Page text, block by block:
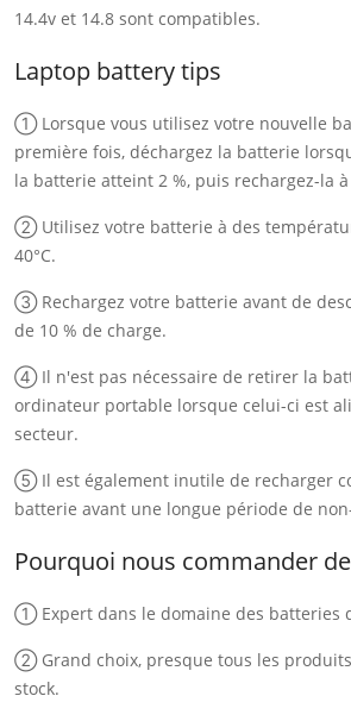
14.4v et 14.8 sont compatibles.
Laptop battery tips
① Lorsque vous utilisez votre nouvelle
première fois, déchargez la batterie
la batterie atteint 2 %, puis rechargez-la à
② Utilisez votre batterie à des
40°C.
③ Rechargez votre batterie avant de
de 10 % de charge.
④ Il n'est pas nécessaire de retirer la
ordinateur portable lorsque celui-ci est
secteur.
⑤ Il est également inutile de recharger
batterie avant une longue période de
Pourquoi nous commander
① Expert dans le domaine des batteries
② Grand choix, presque tous les
stock.